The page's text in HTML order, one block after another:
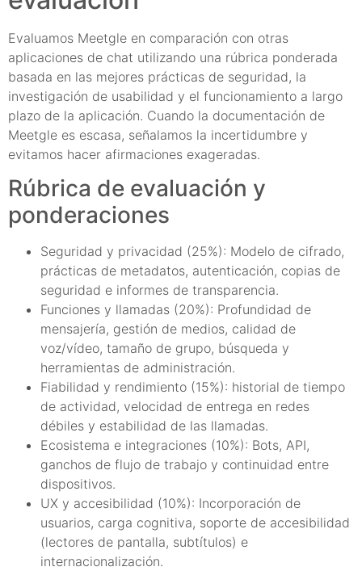
Evaluamos Meetgle en comparación con otras
aplicaciones de chat utilizando una rúbrica ponderada
basada en las mejores prácticas de seguridad, la
investigación de usabilidad y el funcionamiento a largo
plazo de la aplicación. Cuando la documentación de
Meetgle es escasa, señalamos la incertidumbre y
evitamos hacer afirmaciones exageradas.
Rúbrica de evaluación y
ponderaciones
Seguridad y privacidad (25%): Modelo de cifrado,
prácticas de metadatos, autenticación, copias de
seguridad e informes de transparencia.
Funciones y llamadas (20%): Profundidad de
mensajería, gestión de medios, calidad de
voz/vídeo, tamaño de grupo, búsqueda y
herramientas de administración.
Fiabilidad y rendimiento (15%): historial de tiempo
de actividad, velocidad de entrega en redes
débiles y estabilidad de las llamadas.
Ecosistema e integraciones (10%): Bots, API,
ganchos de flujo de trabajo y continuidad entre
dispositivos.
UX y accesibilidad (10%): Incorporación de
usuarios, carga cognitiva, soporte de accesibilidad
(lectores de pantalla, subtítulos) e
internacionalización.